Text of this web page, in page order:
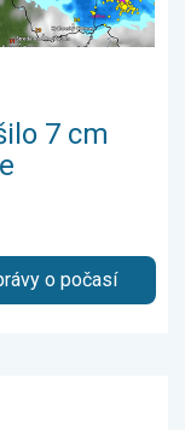
7 cm
o počasí